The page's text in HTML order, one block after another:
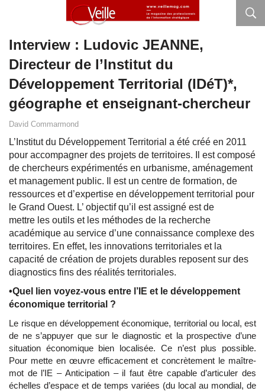
Interview : Ludovic JEANNE,
Directeur de l’Institut du
Développement Territorial (IDéT)*,
géographe et enseignant-chercheur
David Commarmond
L’Institut du Développement Territorial a été créé en 2011
pour accompagner des projets de territoires. Il est composé
de chercheurs expérimentés en urbanisme, aménagement
et management public. Il est un centre de formation, de
ressources et d’expertise en développement territorial pour
le Grand Ouest. L’ objectif qu’il est assigné est de
mettre les outils et les méthodes de la recherche
académique au service d’une connaissance complexe des
territoires. En effet, les innovations territoriales et la
capacité de création de projets durables reposent sur des
diagnostics fins des réalités territoriales.
•Quel lien voyez-vous entre l’IE et le développement
économique territorial ?
Le risque en développement économique, territorial ou local, est
de ne s’appuyer que sur le diagnostic et la prospective d’une
situation économique bien localisée. Ce n’est plus possible.
Pour mette en œuvre efficacement et concrètement le maître-
mot de l’IE – Anticipation – il faut être capable d’articuler des
échelles d’espace et de temps variées (du local au mondial, de